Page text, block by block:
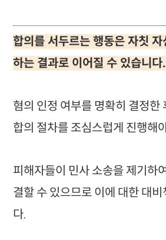
합의를 서두르는 행동은 자칫
하는 결과로 이어질 수 있습니다.
혐의 인정 여부를 명확히 결정한
합의 절차를 조심스럽게 진행해
피해자들이 민사 소송을 제기하
결할 수 있으므로 이에 대한 대비
다.